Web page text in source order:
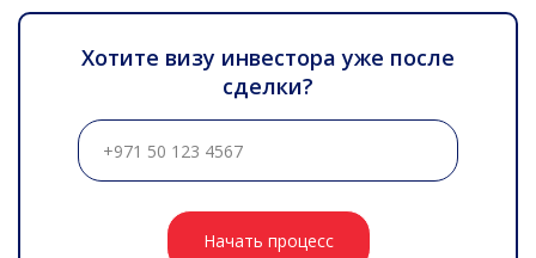
Хотите визу инвестора уже после
сделки?
Начать процесс